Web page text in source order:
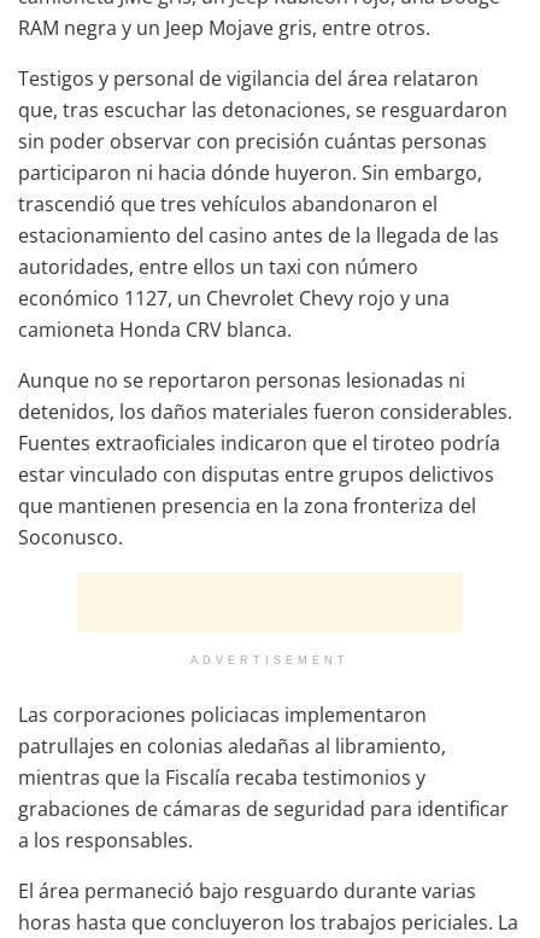
RAM negra y un Jeep Mojave gris, entre otros.
Testigos y personal de vigilancia del área relataron
que, tras escuchar las detonaciones, se resguardaron
sin poder observar con precisión cuántas personas
participaron ni hacia dónde huyeron. Sin embargo,
trascendió que tres vehículos abandonaron el
estacionamiento del casino antes de la llegada de las
autoridades, entre ellos un taxi con número
económico 1127, un Chevrolet Chevy rojo y una
camioneta Honda CRV blanca.
Aunque no se reportaron personas lesionadas ni
detenidos, los daños materiales fueron considerables.
Fuentes extraoficiales indicaron que el tiroteo podría
estar vinculado con disputas entre grupos delictivos
que mantienen presencia en la zona fronteriza del
Soconusco.
ADVERTISEMENT
Las corporaciones policiacas implementaron
patrullajes en colonias aledañas al libramiento,
mientras que la Fiscalía recaba testimonios y
grabaciones de cámaras de seguridad para identificar
a los responsables.
El área permaneció bajo resguardo durante varias
horas hasta que concluyeron los trabajos periciales. La